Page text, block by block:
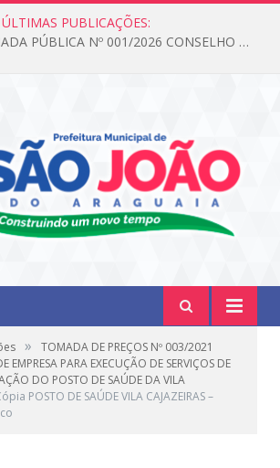
ÚLTIMAS PUBLICAÇÕES:
EDITAL DE CHAMADA PÚBLICA Nº 001/2026 CONSELHO DOS DIREITOS DA CRIANÇA E DO ADOLESCENTE
»
TOMADA DE PREÇOS Nº 003/2021
EMPRESA PARA EXECUÇÃO DE SERVIÇOS DE
DO POSTO DE SAÚDE DA VILA
POSTO DE SAÚDE VILA CAJAZEIRAS –